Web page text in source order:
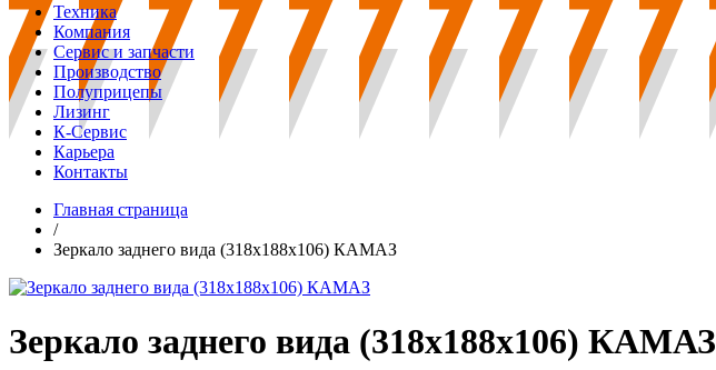
Техника
Компания
Сервис и запчасти
Производство
Полуприцепы
Лизинг
К-Сервис
Карьера
Контакты
Главная страница
/
Зеркало заднего вида (318х188х106) КАМАЗ
Зеркало заднего вида (318х188х106) КАМАЗ